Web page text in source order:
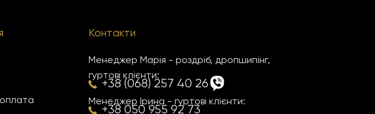
Контакти
Менеджер Марія - роздріб, дропшипінг,
гуртові клієнти:
+38 (068) 257 40 26
Менеджер Ірина - гуртові клієнти:
+38 050 955 92 73